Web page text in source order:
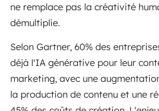
ne remplace pas la créativité
démultiplie.
Selon Gartner, 60% des
déjà l'IA générative pour leur
marketing, avec une
la production de contenu et une